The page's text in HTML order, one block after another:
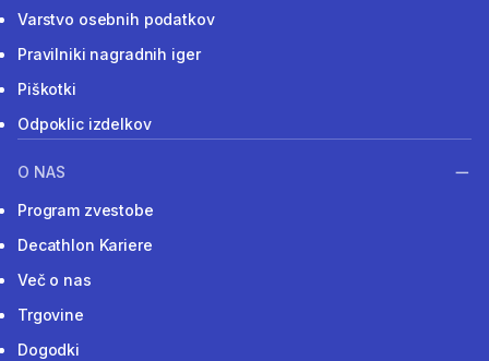
Varstvo osebnih podatkov
Pravilniki nagradnih iger
Piškotki
Odpoklic izdelkov
O NAS
Program zvestobe
Decathlon Kariere
Več o nas
Trgovine
Dogodki